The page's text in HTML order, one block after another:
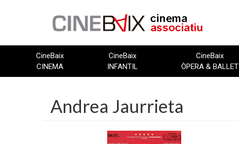
CineBaix
CINEMA
CineBaix
INFANTIL
CineBaix
ÒPERA & BALLET
Andrea Jaurrieta